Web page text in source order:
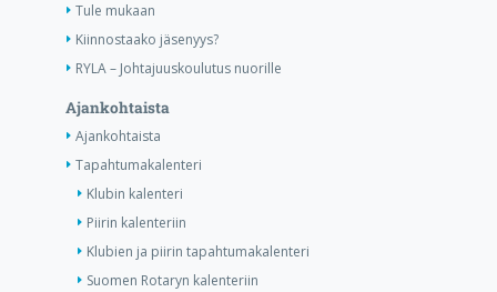
Tule mukaan
Kiinnostaako jäsenyys?
RYLA – Johtajuuskoulutus nuorille
Ajankohtaista
Ajankohtaista
Tapahtumakalenteri
Klubin kalenteri
Piirin kalenteriin
Klubien ja piirin tapahtumakalenteri
Suomen Rotaryn kalenteriin